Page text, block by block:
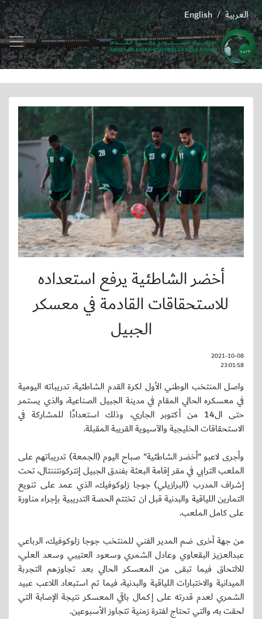
English / العربية
أخضر الشاطئية يرفع استعداده
للاستحقاقات القادمة في معسكر
الجبيل
2021-10-08
23:01:58
واصل المنتخب الوطني الأول لكرة القدم الشاطئية، تدريباته اليومية
في معسكره الحالي المقام في مدينة الجبيل الصناعية، والذي يستمر
حتى ال14 من أكتوبر الجاري، وذلك استعدادًا للمشاركة في
الاستحقاقات الخليجية والآسيوية القريبة المقبلة.
وأجرى لاعبو "أخضر الشاطئية" صباح اليوم (الجمعة) تدريباتهم على
الملعب الترابي في مقر إقامة البعثة بفندق الجبيل إنتركونتننتال، تحت
إشراف المدرب (البرازيلي) جوجا زلوكوفيك، الذي عمد على تنويع
التمارين اللياقية والبدنية قبل ان تختتم الحصة التدريبية بإجراء مناورة
على كامل الملعب.
من جهة آخرى ضم المدير الفني للمنتخب جوجا زلوكوفيك، الرباعي
عبدالعزيز البقعاوي وعادل الشمري وسعود العتيبي وسعد العلي،
للالتحاق فيما تبقى من المعسكر الحالي بعد تجاوزهم التجربة
الميدانية والاختبارات اللياقية والبدنية، فيما تم استبعاد اللاعب عبيد
الشمري لعدم قدرته على إكمال باقي المعسكر نتيجة الإصابة التي
لحقت به، والتي تحتاج لفترة زمنية تتجاوز الأسبوعين.